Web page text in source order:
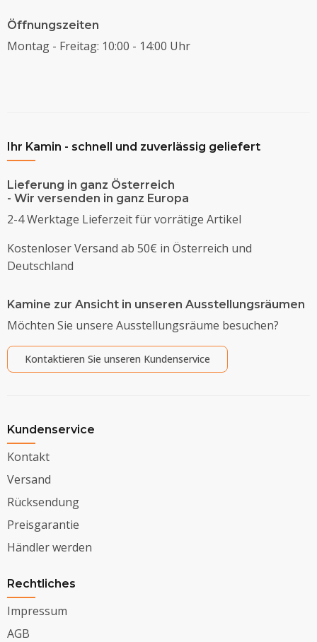
Öffnungszeiten
Montag - Freitag: 10:00 - 14:00 Uhr
Ihr Kamin - schnell und zuverlässig geliefert
Lieferung in ganz Österreich
- Wir versenden in ganz Europa
2-4 Werktage Lieferzeit für vorrätige Artikel
Kostenloser Versand ab 50€ in Österreich und
Deutschland
Kamine zur Ansicht in unseren Ausstellungsräumen
Möchten Sie unsere Ausstellungsräume besuchen?
Kontaktieren Sie unseren Kundenservice
Kundenservice
Kontakt
Versand
Rücksendung
Preisgarantie
Händler werden
Rechtliches
Impressum
AGB